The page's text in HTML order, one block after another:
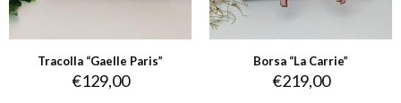
Tracolla “Gaelle Paris”
€129,00
Borsa “La Carrie”
€219,00